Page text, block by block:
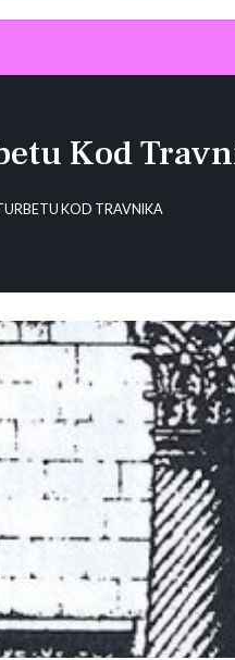
Kod
KOD TRAVNIKA